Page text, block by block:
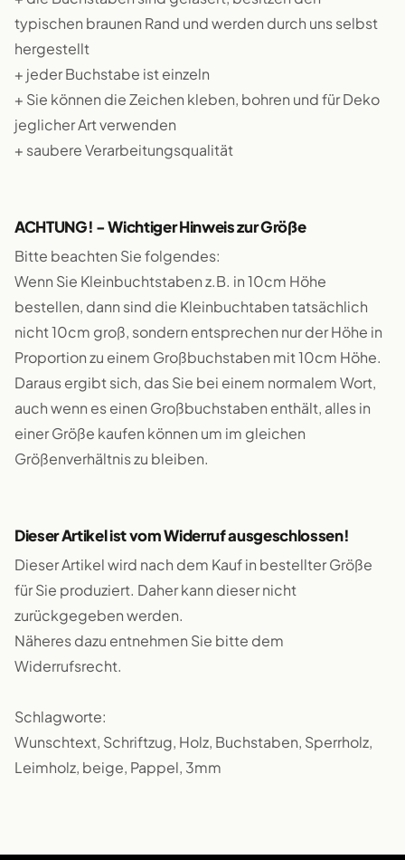
typischen braunen Rand und werden durch uns selbst
hergestellt
+ jeder Buchstabe ist einzeln
+ Sie können die Zeichen kleben, bohren und für Deko
jeglicher Art verwenden
+ saubere Verarbeitungsqualität
ACHTUNG! - Wichtiger Hinweis zur Größe
Bitte beachten Sie folgendes:
Wenn Sie Kleinbuchtstaben z.B. in 10cm Höhe
bestellen, dann sind die Kleinbuchtaben tatsächlich
nicht 10cm groß, sondern entsprechen nur der Höhe in
Proportion zu einem Großbuchstaben mit 10cm Höhe.
Daraus ergibt sich, das Sie bei einem normalem Wort,
auch wenn es einen Großbuchstaben enthält, alles in
einer Größe kaufen können um im gleichen
Größenverhältnis zu bleiben.
Dieser Artikel ist vom Widerruf ausgeschlossen!
Dieser Artikel wird nach dem Kauf in bestellter Größe
für Sie produziert. Daher kann dieser nicht
zurückgegeben werden.
Näheres dazu entnehmen Sie bitte dem
Widerrufsrecht.
Schlagworte:
Wunschtext, Schriftzug, Holz, Buchstaben, Sperrholz,
Leimholz, beige, Pappel, 3mm